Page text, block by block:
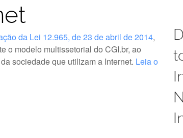
da Lei 12.965, de 23 de abril de 2014,
o modelo multissetorial do CGI.br, ao
sociedade que utilizam a Internet. Leia o